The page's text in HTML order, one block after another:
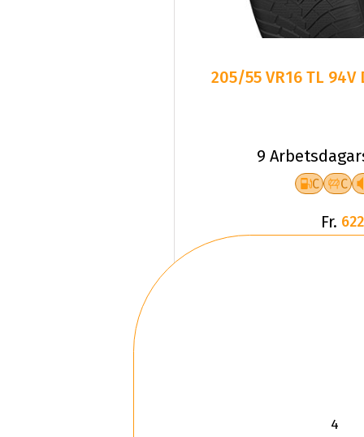
205/55 VR16 TL 94V
9
C C
Fr.